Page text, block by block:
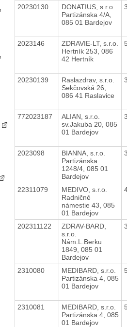
20230130
DONATIUS, s.r.o.
Partizánska 4/A,
085 01 Bardejov
2023146
ZDRAVIE-LT, s.r.o.
Hertník 253, 086
42 Hertník
20230139
Raslazdrav, s.r.o.
Sekčovská 26,
086 41 Raslavice
772023187
ALIAN, s.r.o.
sv.Jakuba 20, 085
01 Bardejov
2023098
BIANNA, s.r.o.
Partizánska
1248/4, 085 01
Bardejov
22311079
MEDIVO, s.r.o.
Radničné
námestie 43, 085
01 Bardejov
202311122
ZDRAV-BARD,
s.r.o.
Nám.L.Berku
1849, 085 01
Bardejov
2310080
MEDIBARD, s.r.o.
Partizánska 4, 085
01 Bardejov
2310081
MEDIBARD, s.r.o.
Partizánska 4, 085
01 Bardejov